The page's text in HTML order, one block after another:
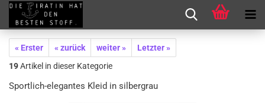
« Erster « zurück weiter »
Letzter »
19Artikel in dieser Kategorie
Sportlich-elegantes Kleid in silbergrau